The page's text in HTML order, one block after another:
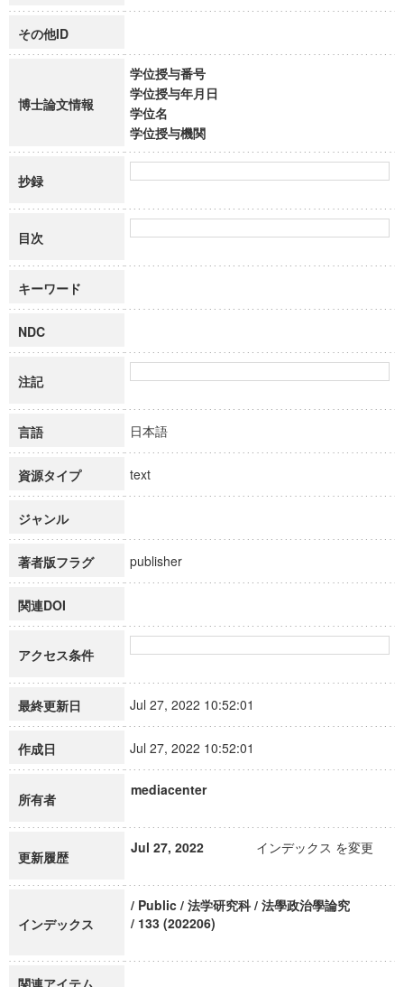
その他ID
博士論文情報
学位授与番号
学位授与年月日
学位名
学位授与機関
抄録
目次
キーワード
NDC
注記
言語 日本語
資源タイプ text
ジャンル
著者版フラグ publisher
関連DOI
アクセス条件
最終更新日 Jul 27, 2022 10:52:01
作成日 Jul 27, 2022 10:52:01
所有者
mediacenter
更新履歴
Jul 27, 2022 インデックス を変更
インデックス
/ Public / 法学研究科 / 法學政治學論究
/ 133 (202206)
関連アイテム